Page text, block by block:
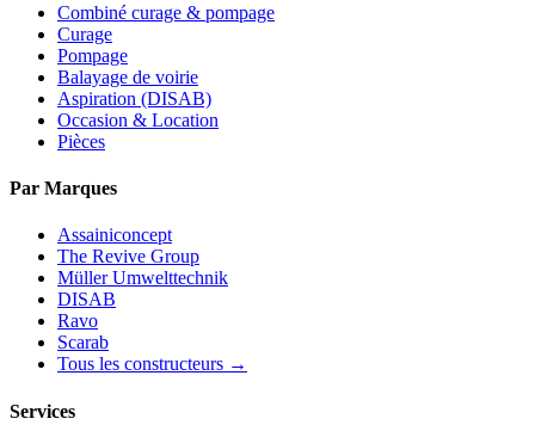
Combiné curage & pompage
Curage
Pompage
Balayage de voirie
Aspiration (DISAB)
Occasion & Location
Pièces
Par Marques
Assainiconcept
The Revive Group
Müller Umwelttechnik
DISAB
Ravo
Scarab
Tous les constructeurs →
Services